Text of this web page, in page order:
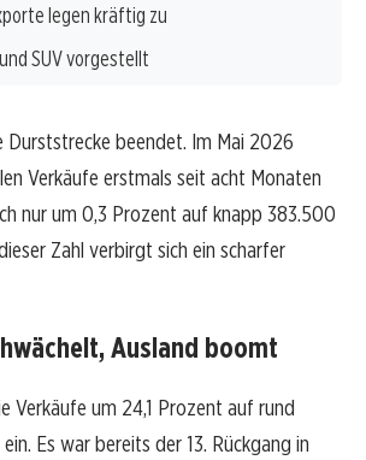
legen kräftig zu
SUV vorgestellt
Durststrecke beendet. Im Mai 2026
Verkäufe erstmals seit acht Monaten
nur um 0,3 Prozent auf knapp 383.500
Zahl verbirgt sich ein scharfer
Ausland boomt
Verkäufe um 24,1 Prozent auf rund
Es war bereits der 13. Rückgang in